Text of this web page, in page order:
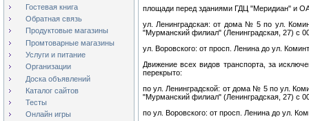
Гостевая книга
Обратная связь
Продуктовые магазины
Промтоварные магазины
Услуги и питание
Организации
Доска объявлений
Каталог сайтов
Тесты
Онлайн игры
площади перед зданиями ГДЦ "Меридиан" и
ул. Ленинградская: от дома № 5 по ул.
"Мурманский филиал" (Ленинградская, 27) с
ул. Воровского: от просп. Ленина до ул.
Движение всех видов транспорта, за
перекрыто:
по ул. Ленинградской: от дома № 5 по ул.
"Мурманский филиал" (Ленинградская, 27) с
по ул. Воровского: от просп. Ленина до ул.